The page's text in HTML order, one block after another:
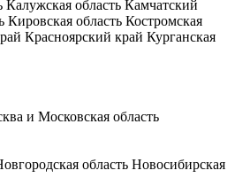
Калужская область Камчатский
Кировская область Костромская
Красноярский край Курганская
и Московская область
область Новосибирская